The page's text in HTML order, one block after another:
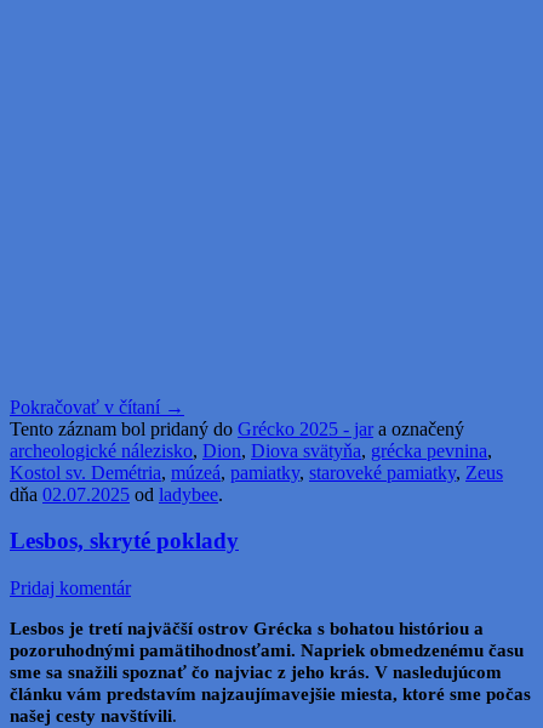
Pokračovať v čítaní →
Tento záznam bol pridaný do Grécko 2025 - jar a označený
archeologické nálezisko, Dion, Diova svätyňa, grécka pevnina,
Kostol sv. Demétria, múzeá, pamiatky, staroveké pamiatky, Zeus
dňa 02.07.2025 od ladybee.
Lesbos, skryté poklady
Pridaj komentár
Lesbos je tretí najväčší ostrov Grécka s bohatou históriou a
pozoruhodnými pamätihodnosťami. Napriek obmedzenému času
sme sa snažili spoznať čo najviac z jeho krás. V nasledujúcom
článku vám predstavím najzaujímavejšie miesta, ktoré sme počas
našej cesty navštívili.